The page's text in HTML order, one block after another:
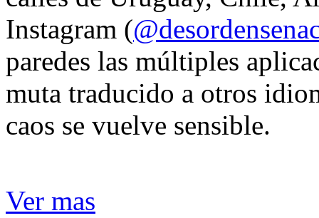
Instagram (
paredes las múltiples
muta traducido a otros
caos se vuelve sensible.
Ver mas